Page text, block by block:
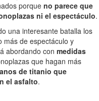
porque no parece que
ni el espectáculo.
una interesante batalla los
más de espectáculo y
abordando con medidas
que hagan más
de titanio que
el asfalto.